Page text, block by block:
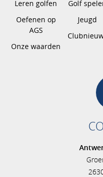
Leren golfen
Oefenen op
AGS
Onze waarden
Golf
Jeugd